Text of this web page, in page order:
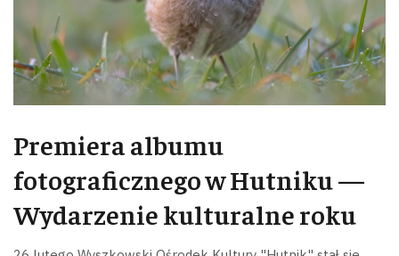
Premiera albumu
fotograficznego w Hutniku —
Wydarzenie kulturalne roku